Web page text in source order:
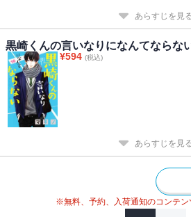
あらすじを見
黒崎くんの言いなりになんてならな
¥594 (税込)
あらすじを見
※無料、予約、入荷通知のコンテン